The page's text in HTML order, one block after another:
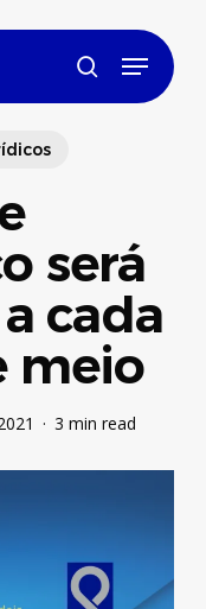
search
Menu
será
cada
meio
3 min read